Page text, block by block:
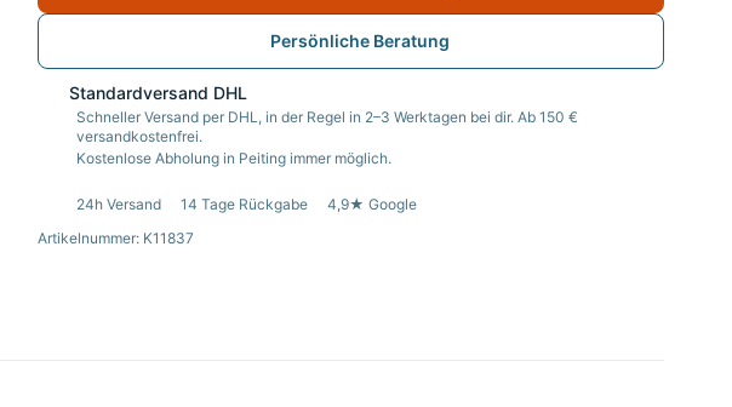
Persönliche Beratung
Standardversand DHL
Schneller Versand per DHL, in der Regel in 2–3 Werktagen bei dir. Ab 150 €
versandkostenfrei.
Kostenlose Abholung in Peiting immer möglich.
24h Versand 14 Tage Rückgabe
4,9★ Google
Artikelnummer: K11837